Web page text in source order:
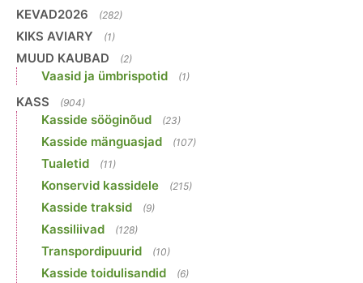
KEVAD2026 (282)
KIKS AVIARY (1)
MUUD KAUBAD (2)
Vaasid ja ümbrispotid (1)
KASS (904)
Kasside sööginõud (23)
Kasside mänguasjad (107)
Tualetid (11)
Konservid kassidele (215)
Kasside traksid (9)
Kassiliivad (128)
Transpordipuurid (10)
Kasside toidulisandid (6)